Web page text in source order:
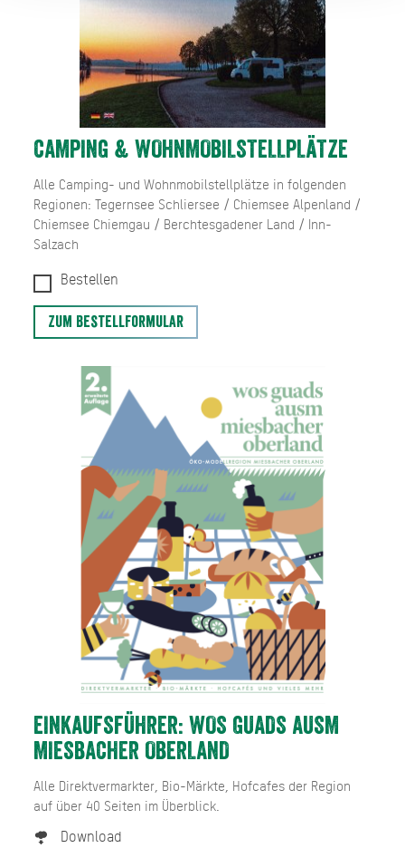
CAMPING & WOHNMOBILSTELLPLÄTZE
Alle Camping- und Wohnmobilstellplätze in folgenden
Regionen: Tegernsee Schliersee / Chiemsee Alpenland /
Chiemsee Chiemgau / Berchtesgadener Land / Inn-
Salzach
Bestellen
Zum Bestellformular
EINKAUFSFÜHRER: WOS GUADS AUSM
MIESBACHER OBERLAND
Alle Direktvermarkter, Bio-Märkte, Hofcafes der Region
auf über 40 Seiten im Überblick.
Download